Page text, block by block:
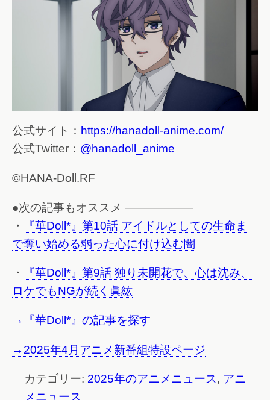
公式サイト： https://hanadoll-anime.com/
公式Twitter： @hanadoll_anime
©HANA-Doll.RF
●次の記事もオススメ ——————
・
『華Doll*』第10話 アイドルとしての生命ま
で奪い始める弱った心に付け込む闇
・
『華Doll*』第9話 独り未開花で、心は沈み、
ロケでもNGが続く眞紘
→『華Doll*』の記事を探す
→2025年4月アニメ新番組特設ページ
カテゴリー: 2025年のアニメニュース, アニ
メニュース